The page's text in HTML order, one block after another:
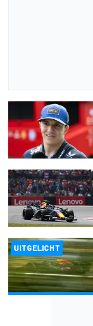
UITGELICHT